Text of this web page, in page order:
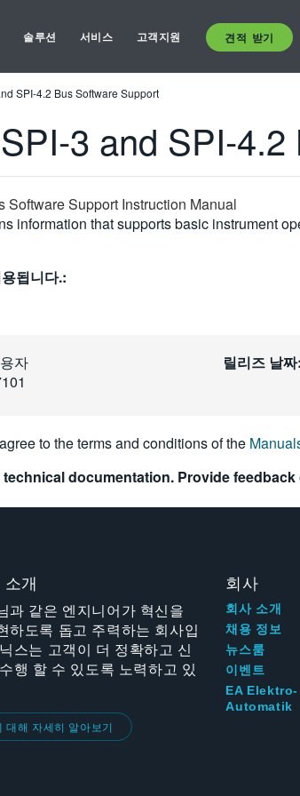
솔루션 서비스 고객지원 견적 받기
SPI-4.2 Bus Software Support
3 and SPI-
Software Support Instruction Manual
information that supports basic instrument
됩니다.:
자
릴리즈 날짜:
to the terms and conditions of the
documentation. Provide
개
과 같은 엔지니어가 혁신을
하도록 돕고 주력하는 회사입
스는 고객이 더 정확하고 신
행 할 수 있도록 노력하고 있
대해 자세히 알아보기
회사
회사 소개
채용 정보
뉴스룸
이벤트
EA Elektro-
Automatik